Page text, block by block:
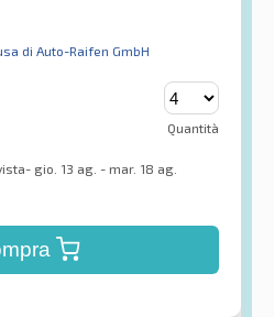
di Auto-Raifen GmbH
Quantità
gio. 13 ag. - mar. 18 ag.